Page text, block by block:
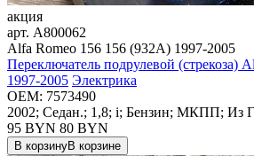
акция
арт. A800062
Alfa Romeo 156 156 (932A) 1997-2005
Переключатель подрулевой (стрекоза)
1997-2005 Электрика
OEM: 7573490
2002; Седан.; 1,8; i; Бензин; МКПП; Из
95 BYN 80 BYN
В корзинуВ корзине